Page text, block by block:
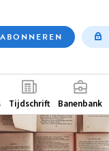
ABONNEREN
Tijdschrift Banenbank